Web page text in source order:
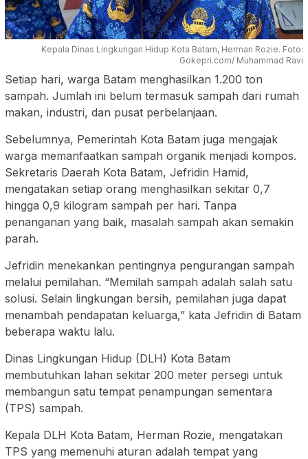
Kepala Dinas Lingkungan Hidup Kota Batam, Herman Rozie. Foto:
Gokepri.com/ Muhammad Ravi
Setiap hari, warga Batam menghasilkan 1.200 ton
sampah. Jumlah ini belum termasuk sampah dari rumah
makan, industri, dan pusat perbelanjaan.
Sebelumnya, Pemerintah Kota Batam juga mengajak
warga memanfaatkan sampah organik menjadi kompos.
Sekretaris Daerah Kota Batam, Jefridin Hamid,
mengatakan setiap orang menghasilkan sekitar 0,7
hingga 0,9 kilogram sampah per hari. Tanpa
penanganan yang baik, masalah sampah akan semakin
parah.
Jefridin menekankan pentingnya pengurangan sampah
melalui pemilahan. “Memilah sampah adalah salah satu
solusi. Selain lingkungan bersih, pemilahan juga dapat
menambah pendapatan keluarga,” kata Jefridin di Batam
beberapa waktu lalu.
Dinas Lingkungan Hidup (DLH) Kota Batam
membutuhkan lahan sekitar 200 meter persegi untuk
membangun satu tempat penampungan sementara
(TPS) sampah.
Kepala DLH Kota Batam, Herman Rozie, mengatakan
TPS yang memenuhi aturan adalah tempat yang